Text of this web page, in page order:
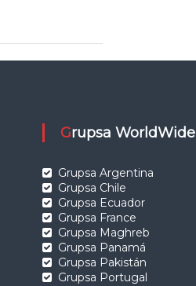
Grupsa WorldWide
Grupsa Argentina
Grupsa Chile
Grupsa Ecuador
Grupsa France
Grupsa Maghreb
Grupsa Panamá
Grupsa Pakistán
Grupsa Portugal